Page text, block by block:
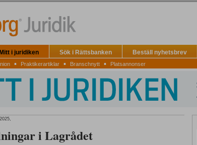
Mitt i juridiken Sök i Rättsbanken Beställ nyhetsbrev
▪ Praktikerartiklar ▪ Branschnytt ▪ Platsannonser
i Lagrådet